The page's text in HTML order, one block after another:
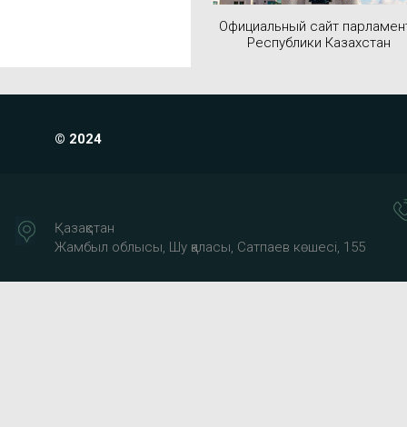
Официальный сайт
Республики Казахстан
© 2024
Қазақстан
Жамбыл облысы, Шу қаласы, Сатпаев көшесі, 155